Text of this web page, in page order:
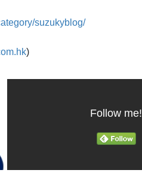
suzukyblog/
)
Follow me!